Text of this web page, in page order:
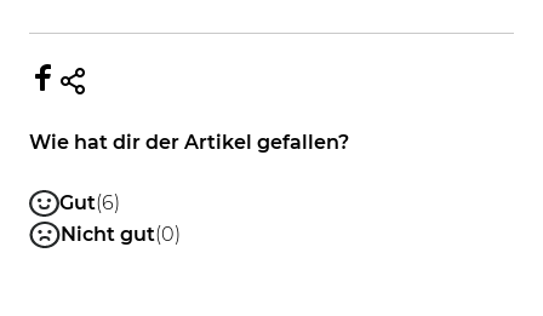
Wie hat dir der Artikel gefallen?
Gut(6)
Nicht gut(0)